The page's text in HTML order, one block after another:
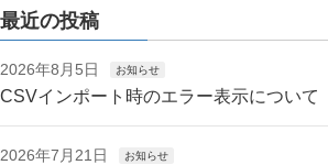
最近の投稿
2026年8月5日 お知らせ
CSVインポート時のエラー表示について
2026年7月21日 お知らせ